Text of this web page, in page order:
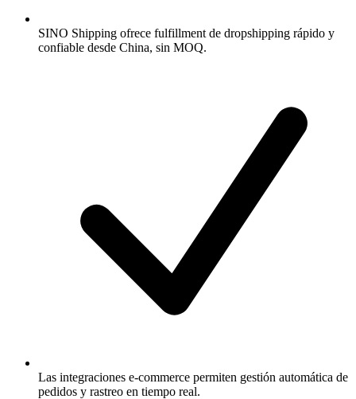
SINO Shipping ofrece fulfillment de dropshipping rápido y
confiable desde China, sin MOQ.
Las integraciones e-commerce permiten gestión automática de
pedidos y rastreo en tiempo real.